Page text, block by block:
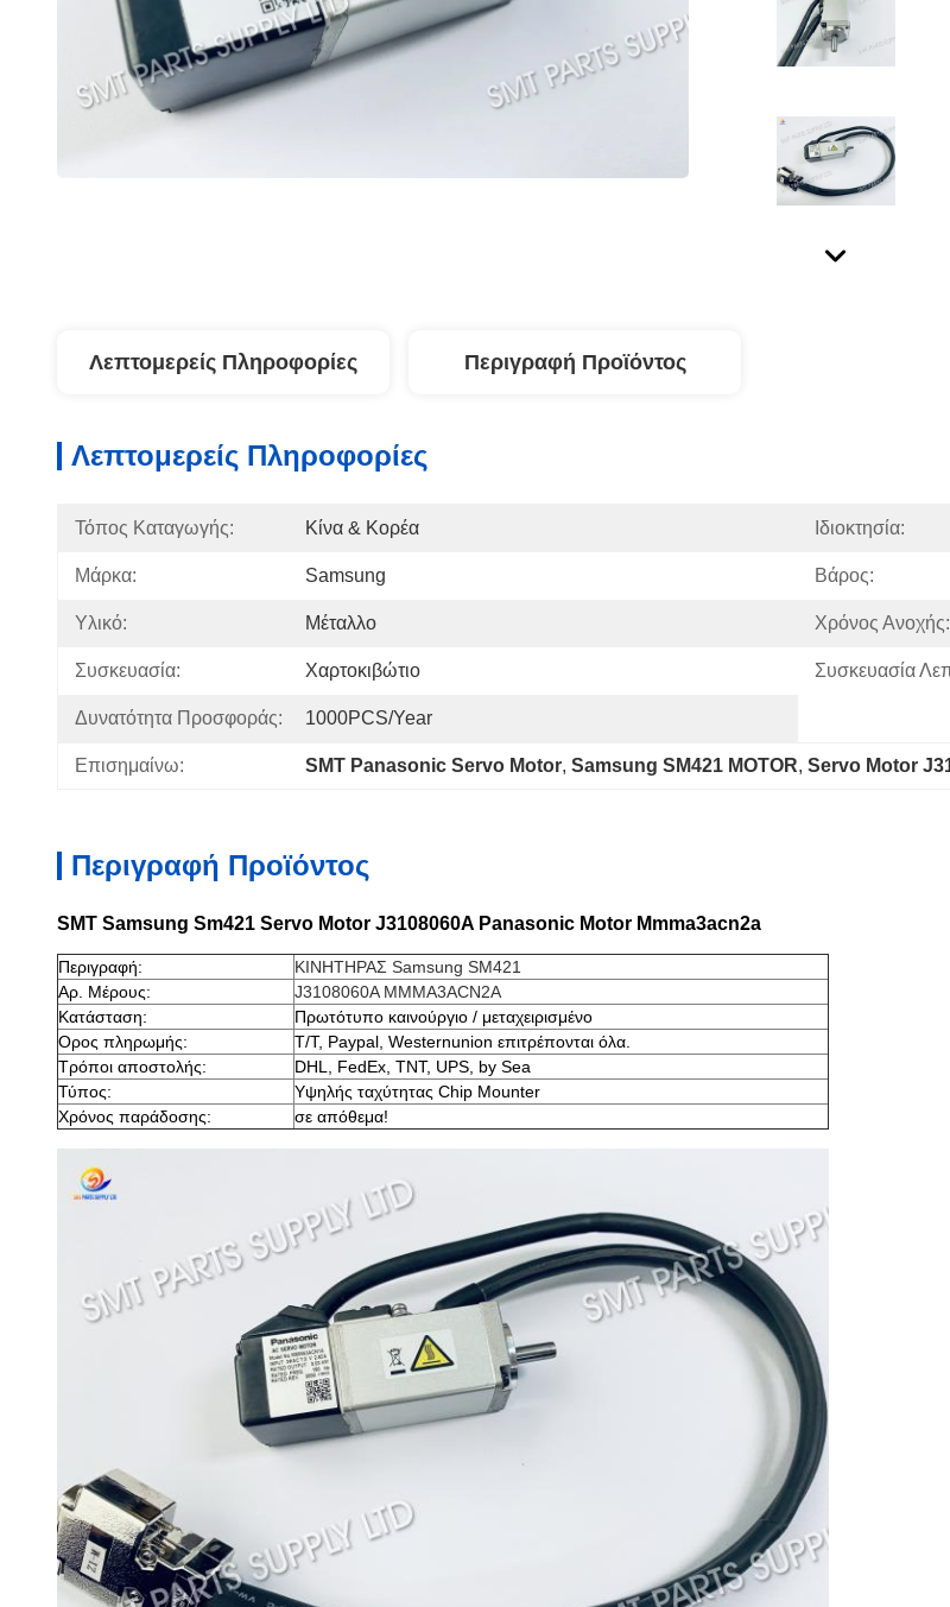
Λεπτομερείς Πληροφορίες Περιγραφή Προϊόντος
Λεπτομερείς Πληροφορίες
Τόπος Καταγωγής: Κίνα & Κορέα Ιδιοκτησία:
Μάρκα: Samsung Βάρος:
Υλικό: Μέταλλο Χρόνος Ανοχής:
Συσκευασία: Χαρτοκιβώτιο Συσκευασία
Δυνατότητα Προσφοράς: 1000PCS/Year
Επισημαίνω: SMT Panasonic Servo Motor, Samsung SM421 MOTOR, Servo Motor
Περιγραφή Προϊόντος
SMT Samsung Sm421 Servo Motor J3108060A Panasonic Motor Mmma3acn2a
Περιγραφή:
ΚΙΝΗΤΗΡΑΣ Samsung SM421
Αρ. Μέρους:
J3108060A MMMA3ACN2A
Κατάσταση:
Πρωτότυπο καινούργιο / μεταχειρισμένο
Ορος πληρωμής:
T/T, Paypal, Westernunion επιτρέπονται όλα.
Τρόποι αποστολής:
DHL, FedEx, TNT, UPS, by Sea
Τύπος:
Υψηλής ταχύτητας Chip Mounter
Χρόνος παράδοσης:
σε απόθεμα!